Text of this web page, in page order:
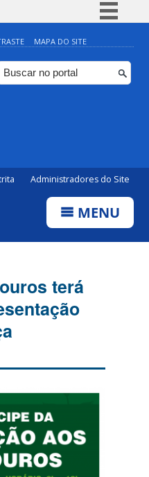
Simplifique!
Comunica BR
Participe
MAPA DO SITE
Administradores do Site
MENU
terá